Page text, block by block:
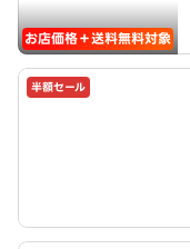
お店価格＋送料無料対象
半額セール